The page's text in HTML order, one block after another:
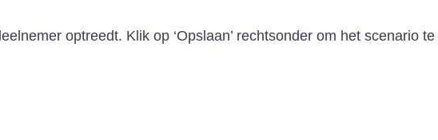
optreedt. Klik op ‘Opslaan’ rechtsonder om het scenario te